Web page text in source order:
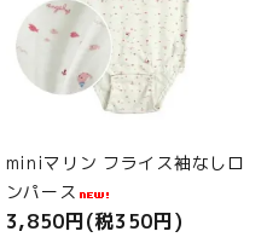
miniマリン フライス袖なしロ
ンパース
3,850円(税350円)